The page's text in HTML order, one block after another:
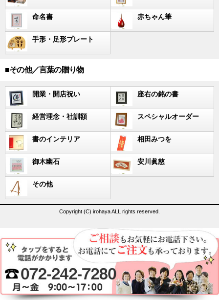
命名書 赤ちゃん筆
手形・足形プレート
■その他／言葉の贈り物
開業・開店祝い 座右の銘の書
経営理念・社訓額 スペシャルオーダー
書のインテリア 相田みつを
御木幽石 安川眞慈
その他
Copyright (C) irohaya ALL rights reserved.